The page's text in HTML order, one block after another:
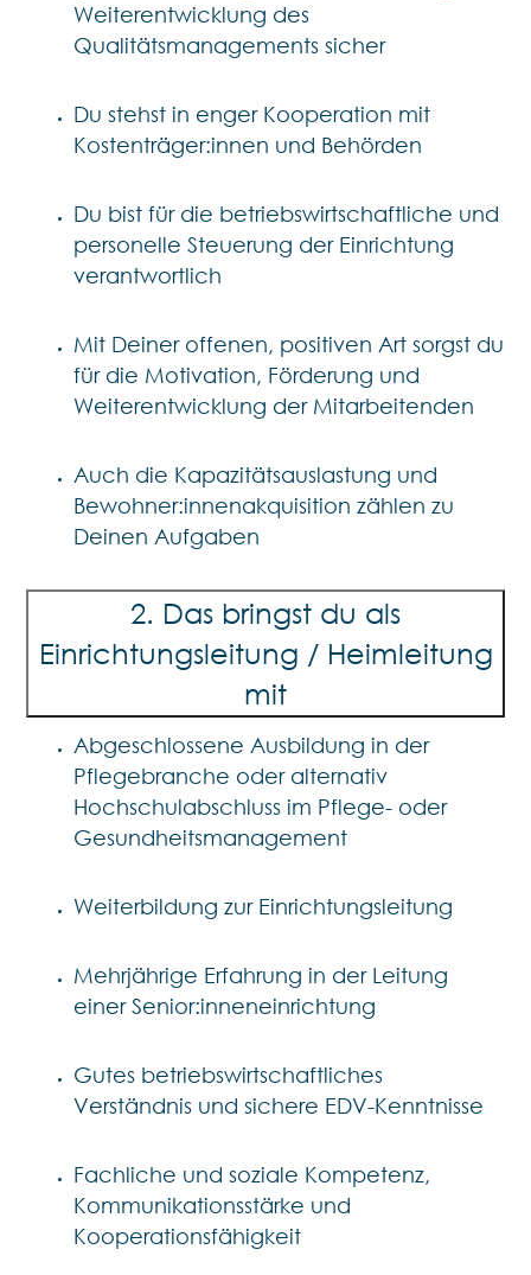
Weiterentwicklung des
Qualitätsmanagements sicher
Du stehst in enger Kooperation mit
Kostenträger:innen und Behörden
Du bist für die betriebswirtschaftliche und
personelle Steuerung der Einrichtung
verantwortlich
Mit Deiner offenen, positiven Art sorgst du
für die Motivation, Förderung und
Weiterentwicklung der Mitarbeitenden
Auch die Kapazitätsauslastung und
Bewohner:innenakquisition zählen zu
Deinen Aufgaben
2. Das bringst du als
Einrichtungsleitung / Heimleitung
mit
Abgeschlossene Ausbildung in der
Pflegebranche oder alternativ
Hochschulabschluss im Pflege- oder
Gesundheitsmanagement
Weiterbildung zur Einrichtungsleitung
Mehrjährige Erfahrung in der Leitung
einer Senior:inneneinrichtung
Gutes betriebswirtschaftliches
Verständnis und sichere EDV-Kenntnisse
Fachliche und soziale Kompetenz,
Kommunikationsstärke und
Kooperationsfähigkeit